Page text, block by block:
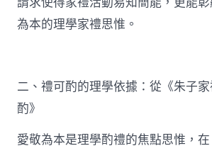
為本的理學家禮思惟。
二、禮可酌的理學依據：從《朱子
酌》
愛敬為本是理學酌禮的焦點思惟，